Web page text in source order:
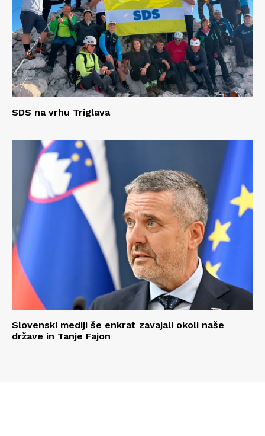
SDS na vrhu Triglava
Slovenski mediji še enkrat zavajali okoli naše
države in Tanje Fajon